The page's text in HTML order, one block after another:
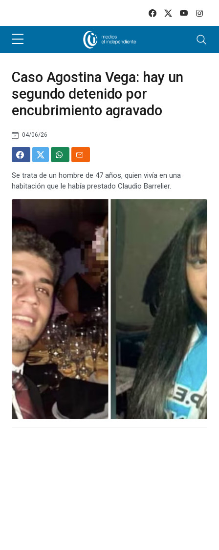
Caso Agostina Vega: hay un
segundo detenido por
encubrimiento agravado
04/06/26
Se trata de un hombre de 47 años, quien vivía en una
habitación que le había prestado Claudio Barrelier.